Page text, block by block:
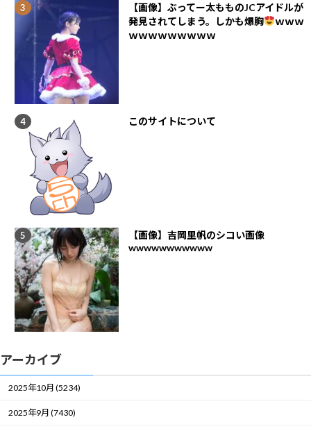
【画像】ぶってー太もものJCアイドルが
発見されてしまう。しかも爆胸
ｗｗｗ
ｗｗｗｗｗｗｗｗｗ
このサイトについて
【画像】吉岡里帆のシコい画像
wwwwwwwwwww
アーカイブ
2025年10月 (5234)
2025年9月 (7430)